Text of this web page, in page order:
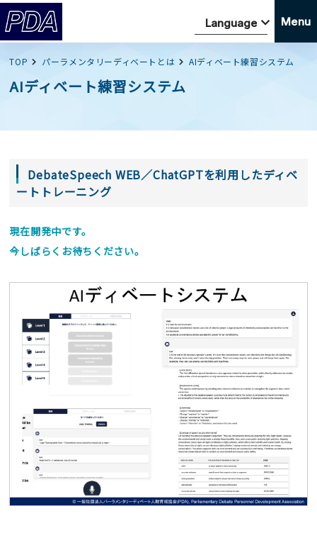
Menu
TOP パーラメンタリーディベートとは AIディベート練習システム
AIディベート練習システム
DebateSpeech WEB／ChatGPTを利用したディベ
ートトレーニング
現在開発中です。
今しばらくお待ちください。